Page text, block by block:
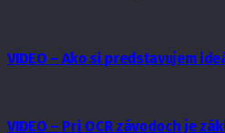
VIDEO – Ako si predstavujem
VIDEO – Pri OCR závodoch je